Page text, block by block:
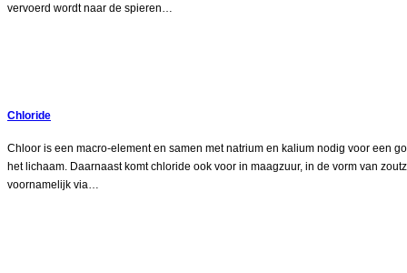
vervoerd wordt naar de spieren…
Chloride
Chloor is een macro-element en samen met natrium en kalium nodig voor een
het lichaam. Daarnaast komt chloride ook voor in maagzuur, in de vorm van
voornamelijk via…